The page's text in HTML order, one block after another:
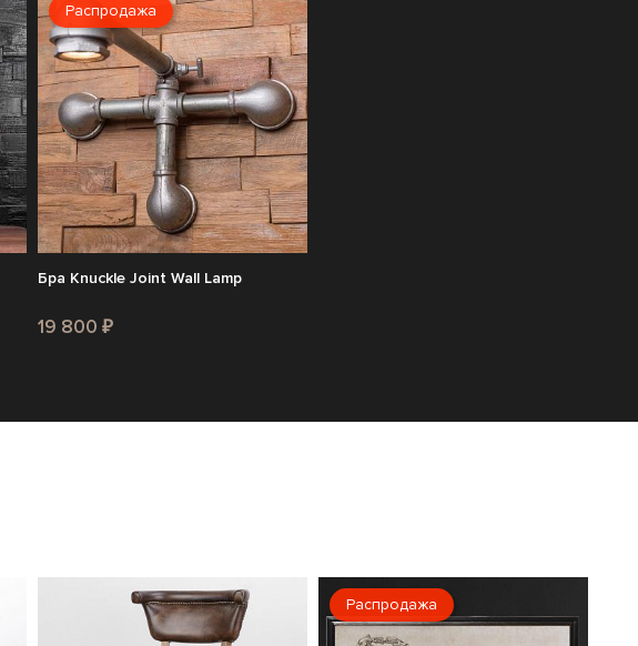
Распродажа
Бра Knuckle Joint Wall Lamp
19 800 ₽
Распродажа